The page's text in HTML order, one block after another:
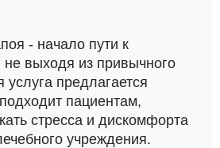
- начало пути к
выходя из привычного
услуга предлагается
пациентам,
стресса и дискомфорта
учреждения.